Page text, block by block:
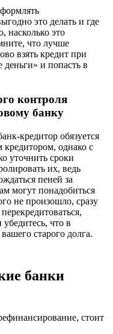
это делать и где
насколько это
что лучше
взять кредит при
деньги» и попасть в
контроля
банку
кредитор обязуется
однако с
уточнить сроки
их, ведь
пеней за
могут понадобиться
не произошло, сразу
что в
старого долга.
банки
стоит